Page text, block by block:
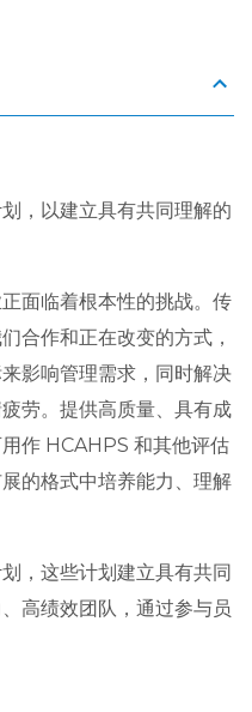
，以建立具有共同理解的
面临着根本性的挑战。传
合作和正在改变的方式，
影响管理需求，同时解决
劳。提供高质量、具有成
作 HCAHPS 和其他评估
的格式中培养能力、理解
，这些计划建立具有共同
高绩效团队，通过参与员